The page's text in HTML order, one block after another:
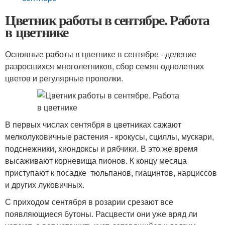
Цветник работы в сентябре. Работа
в цветнике
Основные работы в цветнике в сентябре - деление
разросшихся многолетников, сбор семян однолетних
цветов и регулярные прополки.
В первых числах сентября в цветниках сажают
мелколуковичные растения - крокусы, сциллы, мускари,
подснежники, хиондоксы и рябчики. В это же время
высаживают корневища пионов. К концу месяца
приступают к посадке тюльпанов, гиацинтов, нарциссов
и других луковичных.
С приходом сентября в розарии срезают все
появляющиеся бутоны. Расцвести они уже вряд ли